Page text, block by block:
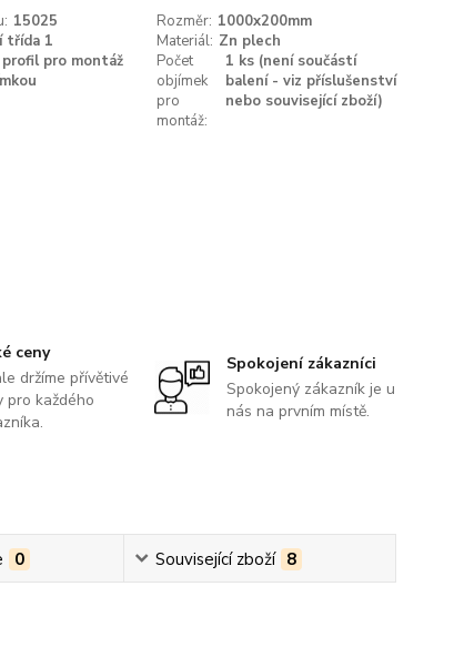
15025 Rozměr: 1000x200mm
třída 1 Materiál: Zn plech
pro montáž
Počet
objímek
pro
montáž:
1 ks (není součástí
balení - viz příslušenství
nebo související zboží)
ceny
držíme přívětivé
pro každého
Spokojení zákazníci
Spokojený zákazník je u
nás na prvním místě.
0 Související zboží 8